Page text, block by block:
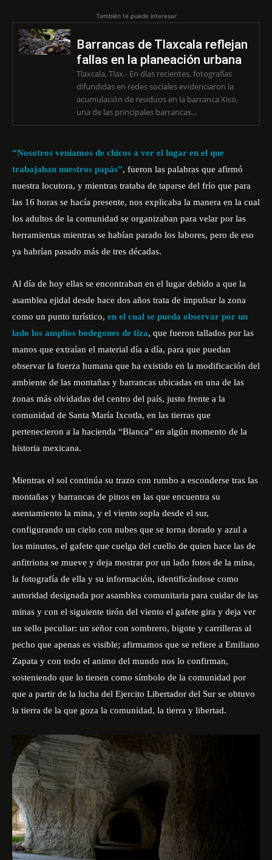
También te puede interesar
Barrancas de Tlaxcala reflejan
fallas en la planeación urbana
Tlaxcala, Tlax.- En días recientes, fotografías
difundidas en redes sociales evidenciaron la
acumulación de residuos en la barranca Xico,
una de las principales barrancas...
“Nosotros veníamos de chicos a ver el lugar en el que
trabajaban nuestros papás”, fueron las palabras que afirmó
nuestra locutora, y mientras trataba de taparse del frío que para
las 16 horas se hacía presente, nos explicaba la manera en la cual
los adultos de la comunidad se organizaban para velar por las
herramientas mientras se habían parado los labores, pero de eso
ya habrían pasado más de tres décadas.
Al día de hoy ellas se encontraban en el lugar debido a que la
asamblea ejidal desde hace dos años trata de impulsar la zona
como un punto turístico, en el cual se pueda observar por un
lado los amplios bodegones de tiza, que fueron tallados por las
manos que extraían el material día a día, para que puedan
observar la fuerza humana que ha existido en la modificación del
ambiente de las montañas y barrancas ubicadas en una de las
zonas más olvidadas del centro del país, justo frente a la
comunidad de Santa María Ixcotla, en las tierras que
pertenecieron a la hacienda “Blanca” en algún momento de la
historia mexicana.
Mientras el sol continúa su trazo con rumbo a esconderse tras las
montañas y barrancas de pinos en las que encuentra su
asentamiento la mina, y el viento sopla desde el sur,
configurando un cielo con nubes que se torna dorado y azul a
los minutos, el gafete que cuelga del cuello de quien hace las de
anfitriona se mueve y deja mostrar por un lado fotos de la mina,
la fotografía de ella y su información, identificándose como
autoridad designada por asamblea comunitaria para cuidar de las
minas y con el siguiente tirón del viento el gafete gira y deja ver
un sello peculiar: un señor con sombrero, bigote y carrilleras al
pecho que apenas es visible; afirmamos que se refiere a Emiliano
Zapata y con todo el animo del mundo nos lo confirman,
sosteniendo que lo tienen como símbolo de la comunidad por
que a partir de la lucha del Ejercito Libertador del Sur se obtuvo
la tierra de la que goza la comunidad, la tierra y libertad.